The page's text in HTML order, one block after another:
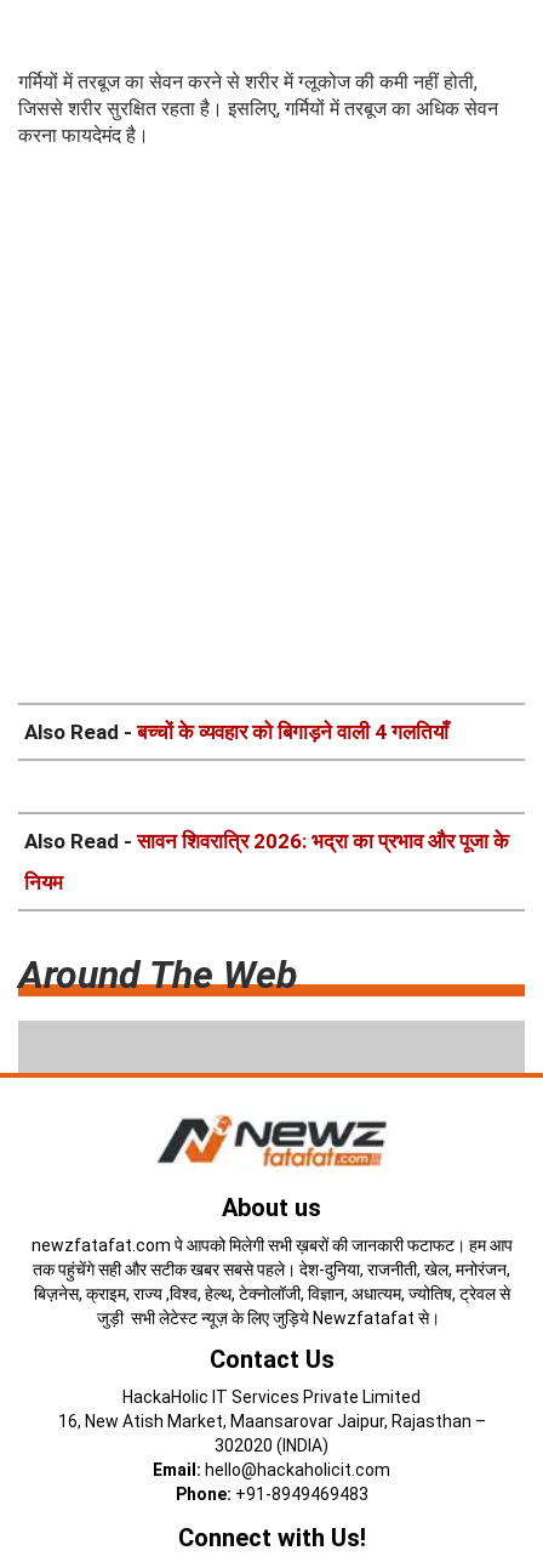
गर्मियों में तरबूज का सेवन करने से शरीर में ग्लूकोज की कमी नहीं होती,
जिससे शरीर सुरक्षित रहता है। इसलिए, गर्मियों में तरबूज का अधिक सेवन
करना फायदेमंद है।
Also Read -बच्चों के व्यवहार को बिगाड़ने वाली 4 गलतियाँ
Also Read -सावन शिवरात्रि 2026: भद्रा का प्रभाव और पूजा के
नियम
Around The Web
About us
newzfatafat.com पे आपको मिलेगी सभी ख़बरों की जानकारी फटाफट। हम आप
तक पहुंचेंगे सही और सटीक खबर सबसे पहले। देश-दुनिया, राजनीती, खेल, मनोरंजन,
बिज़नेस, क्राइम, राज्य ,विश्व, हेल्थ, टेक्नोलॉजी, विज्ञान, अधात्यम, ज्योतिष, ट्रेवल से
जुड़ी सभी लेटेस्ट न्यूज़ के लिए जुड़िये Newzfatafat से।
Contact Us
HackaHolic IT Services Private Limited
16, New Atish Market, Maansarovar Jaipur, Rajasthan –
302020 (INDIA)
Email: hello@hackaholicit.com
Phone: +91-8949469483
Connect with Us!